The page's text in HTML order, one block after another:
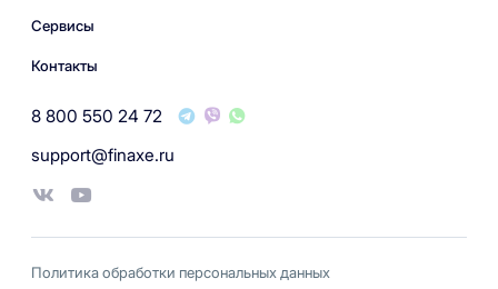
Сервисы
Контакты
8 800 550 24 72
support@finaxe.ru
Политика обработки персональных данных